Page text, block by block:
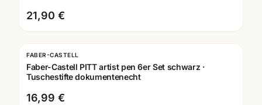
21,90 €
FABER-CASTELL
Faber-Castell PITT artist pen 6er Set schwarz ·
Tuschestifte dokumentenecht
16,99 €